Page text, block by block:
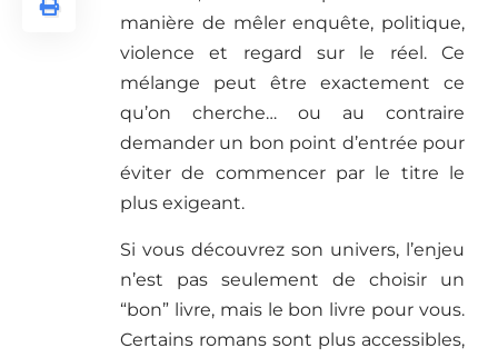
manière de mêler enquête, politique,
violence et regard sur le réel. Ce
mélange peut être exactement ce
qu’on cherche… ou au contraire
demander un bon point d’entrée pour
éviter de commencer par le titre le
plus exigeant.
Si vous découvrez son univers, l’enjeu
n’est pas seulement de choisir un
“bon” livre, mais le bon livre pour vous.
Certains romans sont plus accessibles,